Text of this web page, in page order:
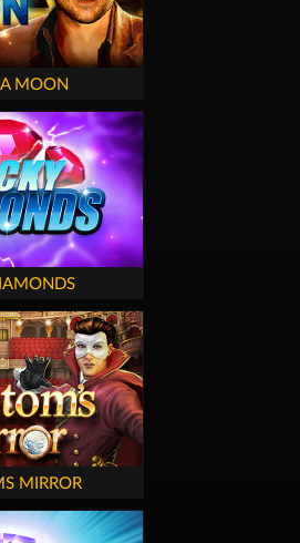
MOON
MIRROR